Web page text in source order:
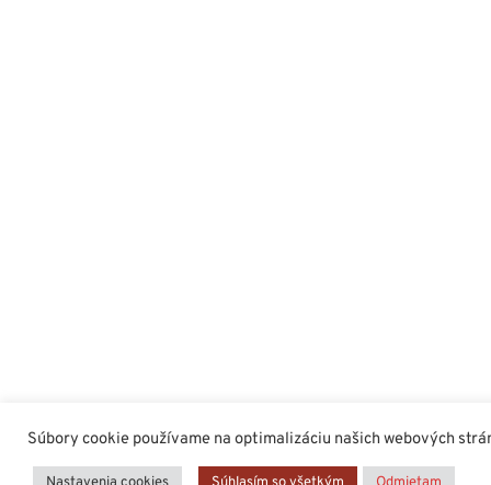
Súbory cookie používame na optimalizáciu našich webových